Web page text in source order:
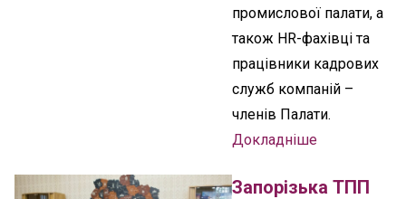
промислової палати, а
також HR-фахівці та
працівники кадрових
служб компаній –
членів Палати.
Докладніше
Запорізька ТПП